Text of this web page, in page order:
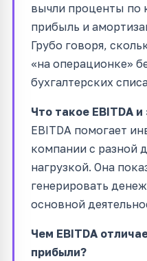
вычли проценты по
прибыль и
Грубо говоря,
«на операционке»
бухгалтерских
Что такое EBITDA
EBITDA помогает
компании с разной
нагрузкой. Она
генерировать
основной
Чем EBITDA
прибыли?